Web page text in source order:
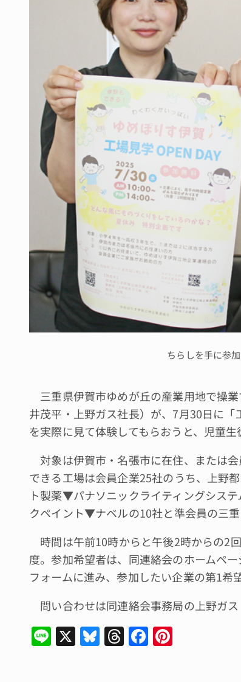
ちらしを手に参
三重県伊賀市ゆめが丘の産業用地で操
井茂平・上野ガス社長）が、7月30日に
を実際に見て体験してもらおうと、児童
対象は伊賀市・名張市に在住、または
できる工場は会員企業25社のうち、上
ト製薬▼パナソニックライティングシ
クペイント▼ナベルの10社と準会員の三重
時間は午前10時からと午後2時からの2
度。参加希望者は、同連絡会のホームペ
フォームに進み、参加したい企業の第1希
問い合わせは同連絡会事務局の上野ガス
Li
n
X Bl
u
T
hr
F
a